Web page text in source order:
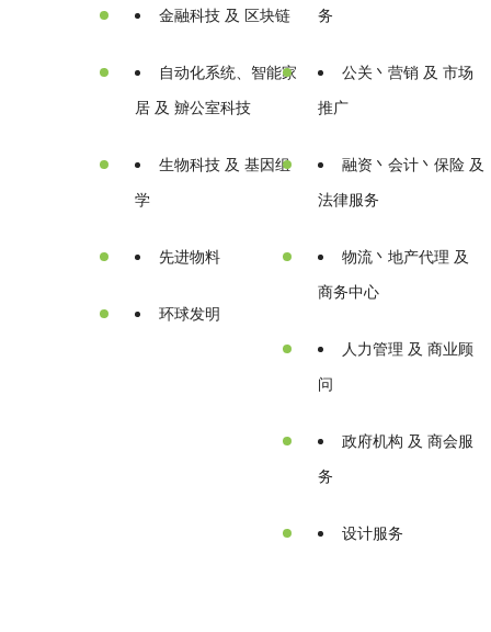
金融科技 及 区块链
自动化系统、智能家
居 及 辧公室科技
生物科技 及 基因组
学
先进物料
环球发明
务
公关丶营销 及 市场
推广
融资丶会计丶保险 及
法律服务
物流丶地产代理 及
商务中心
人力管理 及 商业顾
问
政府机构 及 商会服
务
设计服务